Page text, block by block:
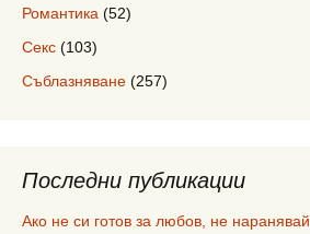
Романтика (52)
Секс (103)
Съблазняване (257)
Последни публикации
Ако не си готов за любов, не наранявай